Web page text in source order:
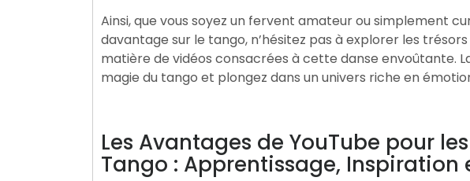
Ainsi, que vous soyez un fervent amateur ou simplement
davantage sur le tango, n’hésitez pas à explorer les
matière de vidéos consacrées à cette danse envoûtante.
magie du tango et plongez dans un univers riche en
Les Avantages de YouTube pour
Tango : Apprentissage,